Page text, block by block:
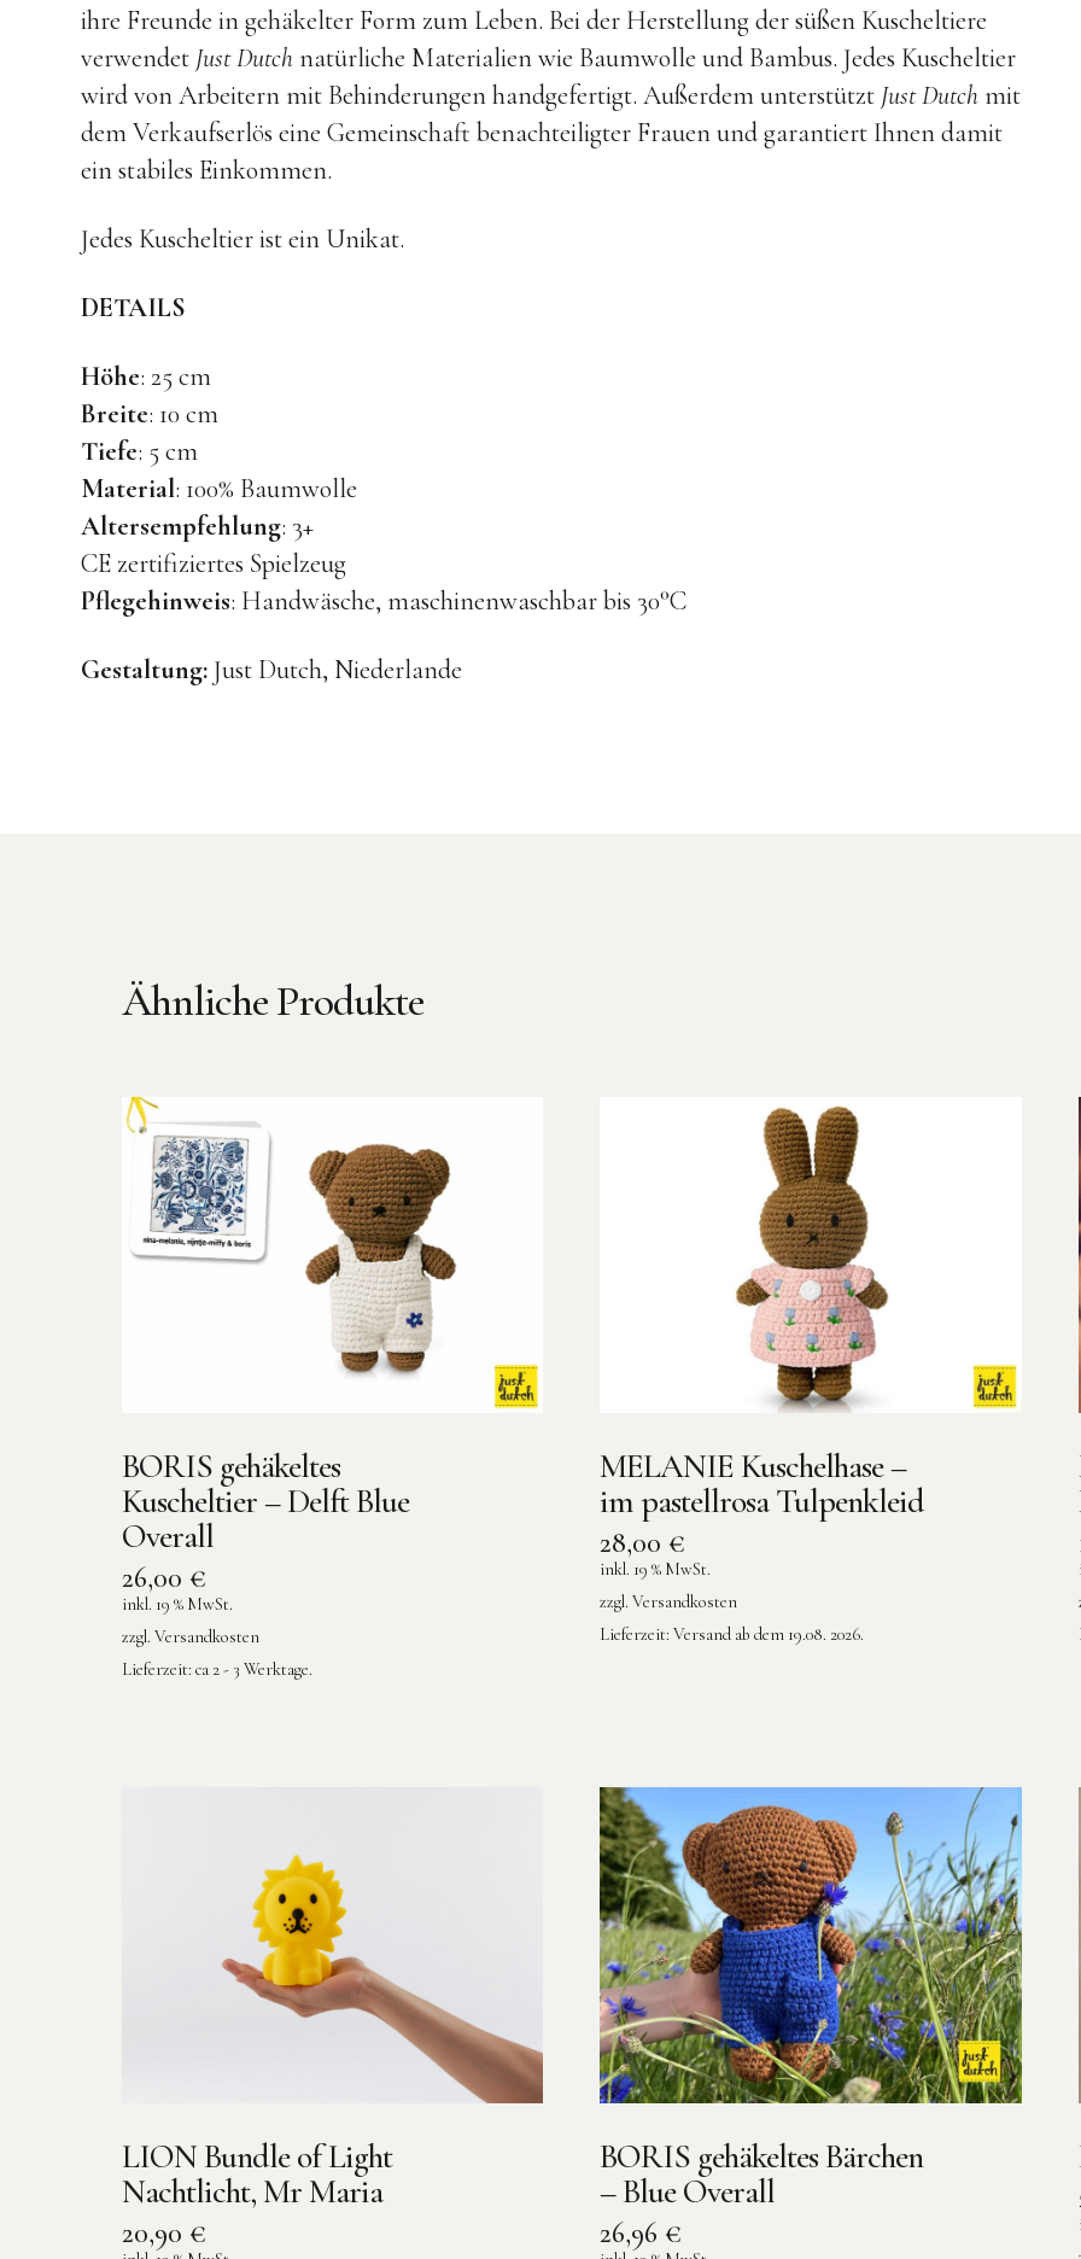
ihre Freunde in gehäkelter Form zum Leben. Bei der Herstellung der süßen Kuscheltiere
verwendet Just Dutchnatürliche Materialien wie Baumwolle und Bambus. Jedes Kuscheltier
wird von Arbeitern mit Behinderungen handgefertigt. Außerdem unterstützt Just Dutchmit
dem Verkaufserlös eine Gemeinschaft benachteiligter Frauen und garantiert Ihnen damit
ein stabiles Einkommen.
Jedes Kuscheltier ist ein Unikat.
DETAILS
Höhe: 25 cm
Breite: 10 cm
Tiefe: 5 cm
Material: 100% Baumwolle
Altersempfehlung: 3+
CE zertifiziertes Spielzeug
Pflegehinweis: Handwäsche, maschinenwaschbar bis 30°C
Gestaltung:Just Dutch, Niederlande
Ähnliche Produkte
BORIS gehäkeltes
Kuscheltier – Delft Blue
Overall
26,00 €
inkl. 19 % MwSt.
zzgl. Versandkosten
Lieferzeit: ca 2 - 3 Werktage.
MELANIE Kuschelhase –
im pastellrosa Tulpenkleid
28,00 €
inkl. 19 % MwSt.
zzgl.Versandkosten
Lieferzeit:Versand ab dem 19.08. 2026.
LION Bundle of Light
Nachtlicht, Mr Maria
20,90 €
BORIS gehäkeltes Bärchen
– Blue Overall
26,96 €